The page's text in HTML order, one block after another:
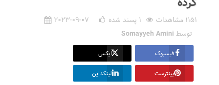
1151 مشاهدات 1 پسند شده
2023-09-07
توسط Somayyeh Amini
فیسبوک ایکس
پینترست لینکداین